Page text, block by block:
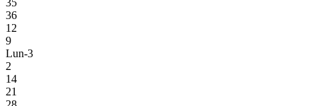
36
12
9
Lun-3
2
14
21